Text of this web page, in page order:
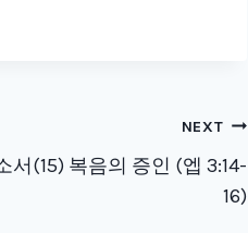
NEXT
서(15) 복음의 증인 (엡 3:14-
16)